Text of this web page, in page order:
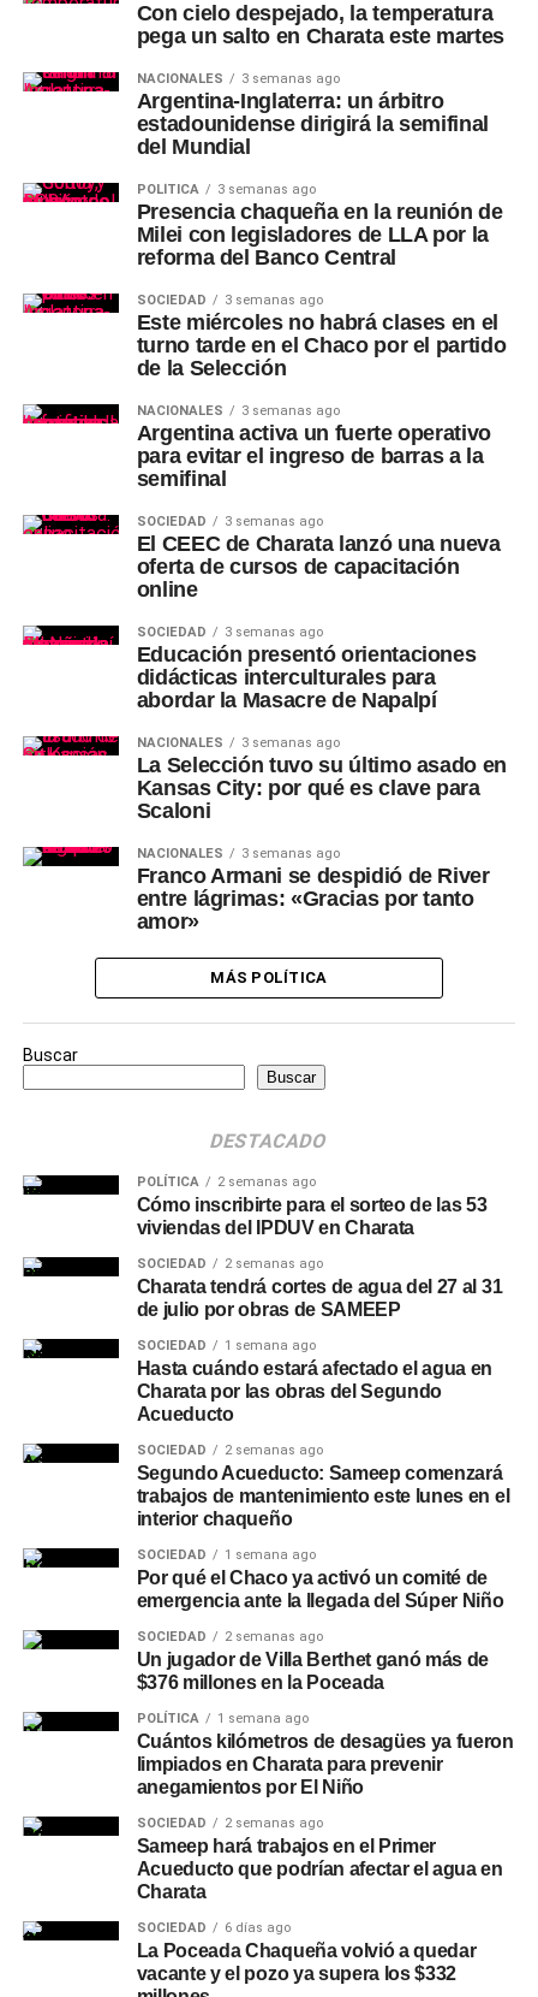
Con cielo despejado, la temperatura
pega un salto en Charata este martes
NACIONALES 3 semanas ago
Argentina-Inglaterra: un árbitro
estadounidense dirigirá la semifinal
del Mundial
POLÍTICA 3 semanas ago
Presencia chaqueña en la reunión de
Milei con legisladores de LLA por la
reforma del Banco Central
SOCIEDAD 3 semanas ago
Este miércoles no habrá clases en el
turno tarde en el Chaco por el partido
de la Selección
NACIONALES 3 semanas ago
Argentina activa un fuerte operativo
para evitar el ingreso de barras a la
semifinal
SOCIEDAD 3 semanas ago
El CEEC de Charata lanzó una nueva
oferta de cursos de capacitación
online
SOCIEDAD 3 semanas ago
Educación presentó orientaciones
didácticas interculturales para
abordar la Masacre de Napalpí
NACIONALES 3 semanas ago
La Selección tuvo su último asado en
Kansas City: por qué es clave para
Scaloni
NACIONALES 3 semanas ago
Franco Armani se despidió de River
entre lágrimas: «Gracias por tanto
amor»
MÁS POLÍTICA
Buscar
Buscar
DESTACADO
POLÍTICA 2 semanas ago
Cómo inscribirte para el sorteo de las 53
viviendas del IPDUV en Charata
SOCIEDAD 2 semanas ago
Charata tendrá cortes de agua del 27 al 31
de julio por obras de SAMEEP
SOCIEDAD 1 semana ago
Hasta cuándo estará afectado el agua en
Charata por las obras del Segundo
Acueducto
SOCIEDAD 2 semanas ago
Segundo Acueducto: Sameep comenzará
trabajos de mantenimiento este lunes en el
interior chaqueño
SOCIEDAD 1 semana ago
Por qué el Chaco ya activó un comité de
emergencia ante la llegada del Súper Niño
SOCIEDAD 2 semanas ago
Un jugador de Villa Berthet ganó más de
$376 millones en la Poceada
POLÍTICA 1 semana ago
Cuántos kilómetros de desagües ya fueron
limpiados en Charata para prevenir
anegamientos por El Niño
SOCIEDAD 2 semanas ago
Sameep hará trabajos en el Primer
Acueducto que podrían afectar el agua en
Charata
SOCIEDAD 6 días ago
La Poceada Chaqueña volvió a quedar
vacante y el pozo ya supera los $332